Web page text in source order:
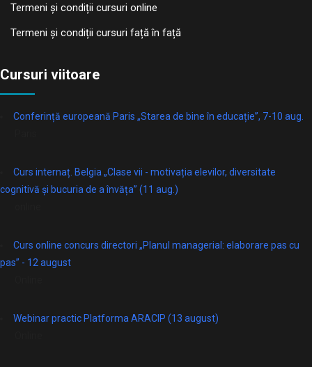
Termeni și condiții cursuri online
Termeni și condiții cursuri față în față
Cursuri viitoare
Conferință europeană Paris „Starea de bine în educație”, 7-10 aug.
Curs internaț. Belgia „Clase vii - motivația elevilor, diversitate
cognitivă și bucuria de a învăța” (11 aug.)
Curs online concurs directori „Planul managerial: elaborare pas cu
pas” - 12 august
Webinar practic Platforma ARACIP (13 august)